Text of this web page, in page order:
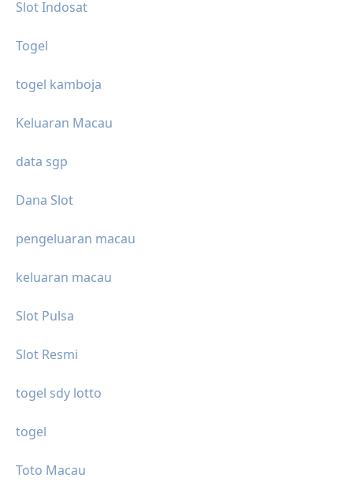
Slot Indosat
Togel
togel kamboja
Keluaran Macau
data sgp
Dana Slot
pengeluaran macau
keluaran macau
Slot Pulsa
Slot Resmi
togel sdy lotto
togel
Toto Macau